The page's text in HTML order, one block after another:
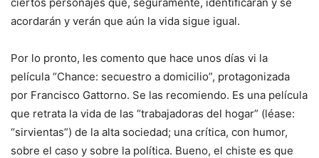
acordarán y verán que aún la vida sigue igual.
Por lo pronto, les comento que hace unos días vi la
película “Chance: secuestro a domicilio”, protagonizada
por Francisco Gattorno. Se las recomiendo. Es una película
que retrata la vida de las “trabajadoras del hogar” (léase:
“sirvientas”) de la alta sociedad; una crítica, con humor,
sobre el caso y sobre la política. Bueno, el chiste es que